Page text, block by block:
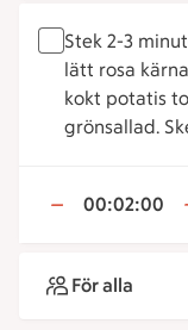
Stek 2-3
lätt rosa
kokt potatis
grönsallad.
00:02:00
För alla